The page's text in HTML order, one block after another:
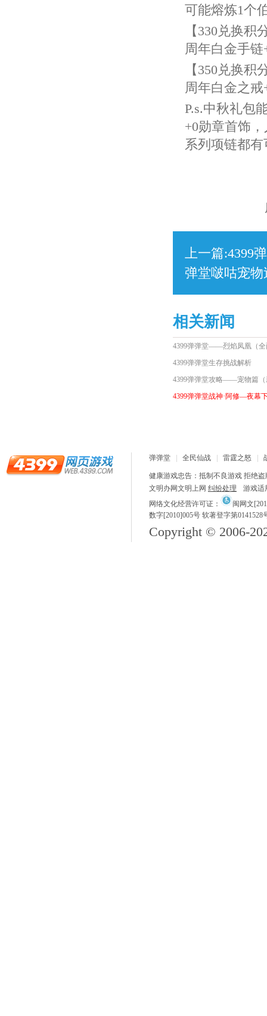
可能熔炼1个
【330 兑换积
周年白金手链
【350 兑换积
周年白金之戒
P.s.中秋礼包
+0勋章首饰
系列项链都
上一篇:4399
弹堂啵咕宠
相关新闻
4399弹弹堂——烈焰凤凰（全
4399弹弹堂生存挑战解析
4399弹弹堂攻略——宠物篇（
4399弹弹堂战神·阿修—夜幕
弹弹堂 全民仙战 雷霆之怒
健康游戏忠告：抵制不良游戏 拒绝
文明办网文明上网 纠纷处理
游戏适
网络文化经营许可证：
闽网文
数字[2010]005号 软著登字第0141528
Copyright © 2006-